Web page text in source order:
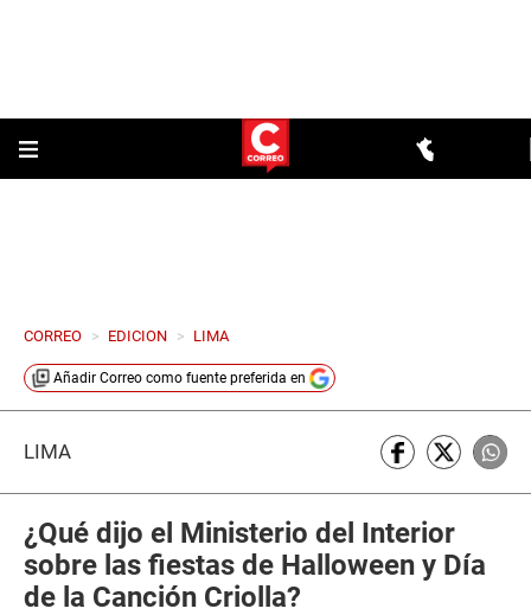
CORREO > EDICION > LIMA
Añadir Correo como fuente preferida en
LIMA
¿Qué dijo el Ministerio del Interior
sobre las fiestas de Halloween y Día
de la Canción Criolla?